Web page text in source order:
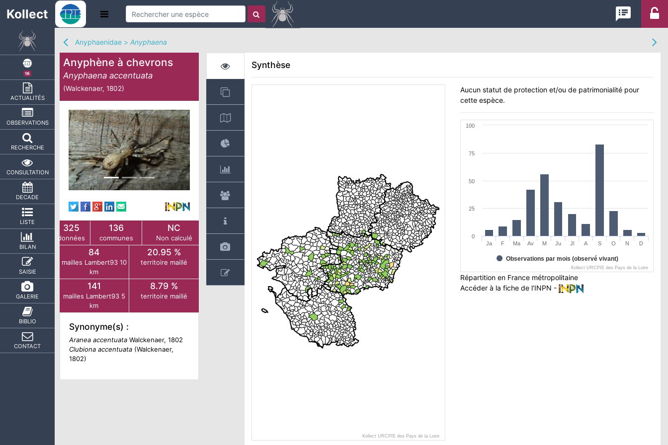
speaker_notes
Kollect
16
ACTUALITÉS
OBSERVATIONS
RECHERCHE
CONSULTATION
DECADE
LISTE
BILAN
SAISIE
GALERIE
BIBLIO
CONTACT
Anyphaenidae > Anyphaena
Anyphène à chevrons
Anyphaena accentuata
(Walckenaer, 1802)
325
données
136
communes
NC
Non calculé
84
mailles Lambert93 10
km
20.95 %
territoire maillé
141
mailles Lambert93 5
km
8.79 %
territoire maillé
Synonyme(s) :
Aranea accentuataWalckenaer, 1802
Clubiona accentuata(Walckenaer,
1802)
Synthèse
Kollect URCPIE des Pays de la Loire
Aucun statut de protection et/ou de patrimonialité pour
cette espèce.
Observations par mois (observé vivant)
Ja F Ma Av M Ju Jl A S O N D
0
25
50
75
100
Kollect URCPIE des Pays de la Loire
Répartition en France métropolitaine
Accéder à la fiche de l'INPN -